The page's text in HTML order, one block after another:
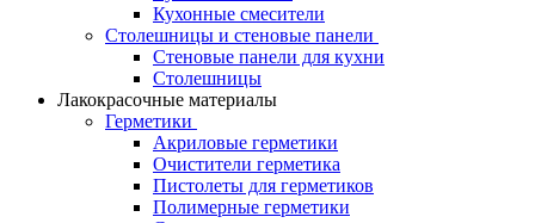
Кухонные смесители
Столешницы и стеновые панели
Стеновые панели для кухни
Столешницы
Лакокрасочные материалы
Герметики
Акриловые герметики
Очистители герметика
Пистолеты для герметиков
Полимерные герметики